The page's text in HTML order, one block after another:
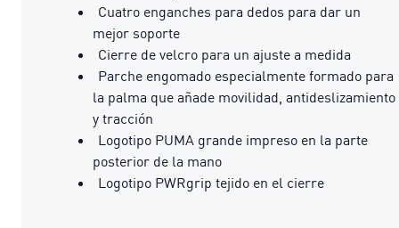
Cuatro enganches para dedos para dar un
mejor soporte
Cierre de velcro para un ajuste a medida
Parche engomado especialmente formado para
la palma que añade movilidad, antideslizamiento
y tracción
Logotipo PUMA grande impreso en la parte
posterior de la mano
Logotipo PWRgrip tejido en el cierre